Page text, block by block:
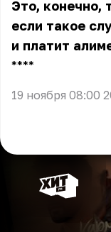
Это, конечно,
если такое
и платит
** **
19 ноября 08:00